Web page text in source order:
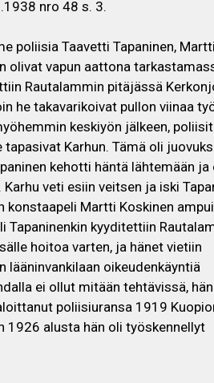
nro 48 s. 3.
poliisia Taavetti Tapaninen, Martti
olivat vapun aattona
Rautalammin pitäjässä
he takavarikoivat pullon viinaa
keskiyön jälkeen,
tapasivat Karhun. Tämä oli
kehotti häntä lähtemään ja
veti esiin veitsen ja iski
konstaapeli Martti Koskinen
Tapaninenkin kyyditettiin
hoitoa varten, ja hänet vietiin
lääninvankilaan oikeudenkäyntiä
ei ollut mitään tehtävissä,
poliisiuransa 1919
1926 alusta hän oli työskennellyt